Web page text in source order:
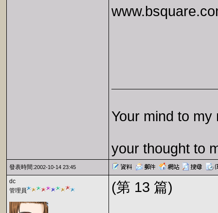
Your mind to my
your thought to
發表時間:2002-10-14 23:45
dc
管理員
(第 13 篇)